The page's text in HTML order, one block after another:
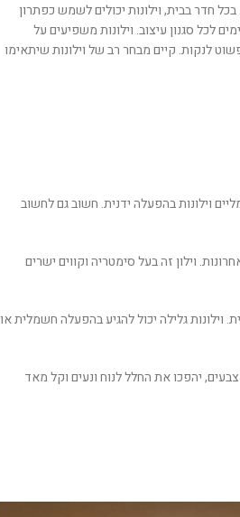
חדר בבית, וילונות יכולים לשמש כפתרון
לכל סגנון עיצוב. וילונות משפיעים על
לנקות. קיים מבחר רב של וילונות שיתאימו
וילונות בהפעלה ידנית. חשוב גם לחשוב
וילון זה בעל סימטריה וקווים ישרים
וילונות גלילה יכול להגיע בהפעלה חשמלית או
יהפכו את החלל לנוח ונעים וקל מאד